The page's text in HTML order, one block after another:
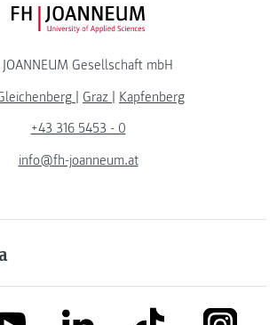
FH JOANNEUM Logo
JOANNEUM Gesellschaft mbH
| Graz | Kapfenberg
+43 316 5453 - 0
info@fh-joanneum.at
link to linkedinlink to tiktok link to